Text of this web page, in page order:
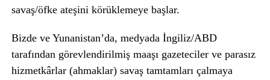
savaş/öfke ateşini körüklemeye başlar.
Bizde ve Yunanistan’da, medyada İngiliz/ABD
tarafından görevlendirilmiş maaşı gazeteciler ve parasız
hizmetkârlar (ahmaklar) savaş tamtamları çalmaya